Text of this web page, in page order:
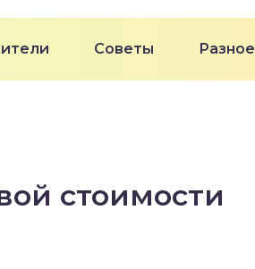
Советы Разное
стоимости